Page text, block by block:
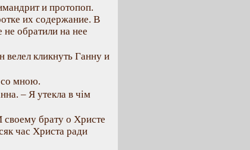
и протопоп.
их содержание. В
обратили на нее
велел кликнуть Ганну и
со мною.
– Я утекла в чім
брату о Христе
час Христа ради